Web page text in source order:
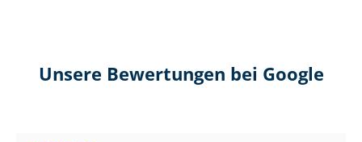
Unsere Bewertungen bei Google